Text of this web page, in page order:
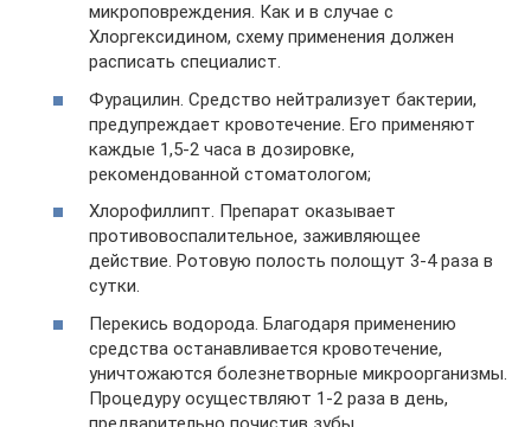
микроповреждения. Как и в случае с
Хлоргексидином, схему применения должен
расписать специалист.
Фурацилин. Средство нейтрализует бактерии,
предупреждает кровотечение. Его применяют
каждые 1,5-2 часа в дозировке,
рекомендованной стоматологом;
Хлорофиллипт. Препарат оказывает
противовоспалительное, заживляющее
действие. Ротовую полость полощут 3-4 раза в
сутки.
Перекись водорода. Благодаря применению
средства останавливается кровотечение,
уничтожаются болезнетворные микроорганизмы.
Процедуру осуществляют 1-2 раза в день,